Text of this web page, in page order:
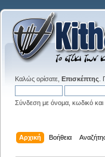
Καλώς ορίσατε, Επισκέπτης
Σύνδεση με όνομα, κωδικό και
Αρχική Βοήθεια